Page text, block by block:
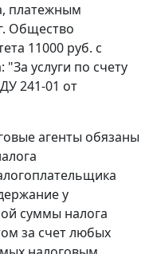
платежным
Общество
11000 руб. с
услуги по счету
241-01 от
агенты обязаны
у
суммы налога
за счет любых